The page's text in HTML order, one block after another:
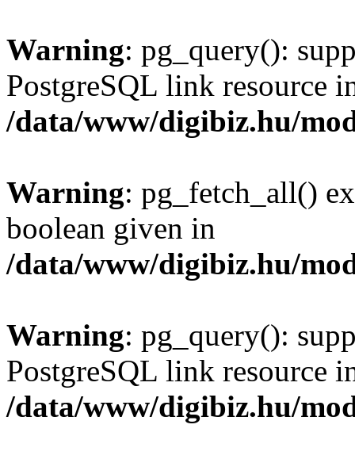
Warning: pg_query():
PostgreSQL link resource
/data/www/digibiz.hu/
Warning: pg_fetch_all()
boolean given in
/data/www/digibiz.hu/
Warning: pg_query():
PostgreSQL link resource
/data/www/digibiz.hu/